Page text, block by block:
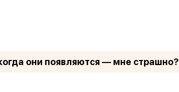
они появляются — мне страшно?